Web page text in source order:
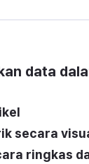
data
secara
ringkas